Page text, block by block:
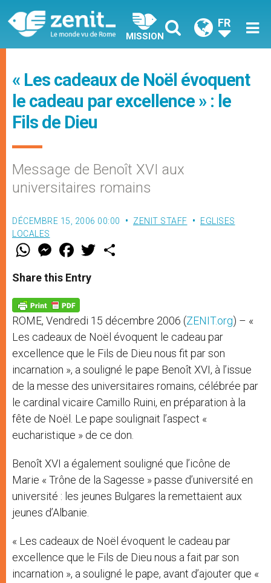
MISSION
FR
« Les cadeaux de Noël évoquent
le cadeau par excellence » : le
Fils de Dieu
Message de Benoît XVI aux
universitaires romains
DÉCEMBRE 15, 2006 00:00 ZENIT STAFF
EGLISES
LOCALES
W
t
s
p
p
M
e
s
e
g
e
r
F
a
e
b
o
k
w
Share this Entry
ROME, Vendredi 15 décembre 2006 (ZENIT.org) – «
Les cadeaux de Noël évoquent le cadeau par
excellence que le Fils de Dieu nous fit par son
incarnation », a souligné le pape Benoît XVI, à l’issue
de la messe des universitaires romains, célébrée par
le cardinal vicaire Camillo Ruini, en préparation à la
fête de Noël. Le pape soulignait l’aspect «
eucharistique » de ce don.
Benoît XVI a également souligné que l’icône de
Marie « Trône de la Sagesse » passe d’université en
université : les jeunes Bulgares la remettaient aux
jeunes d’Albanie.
« Les cadeaux de Noël évoquent le cadeau par
excellence que le Fils de Dieu nous a fait par son
incarnation », a souligné le pape, avant d’ajouter que «